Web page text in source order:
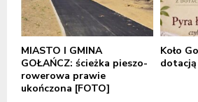
MIASTO I GMINA
GOŁAŃCZ: ścieżka pieszo-
rowerowa prawie
ukończona [FOTO]
Koło
dotacją